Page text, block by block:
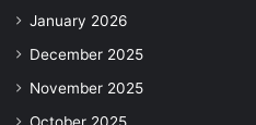
January 2026
December 2025
November 2025
October 2025